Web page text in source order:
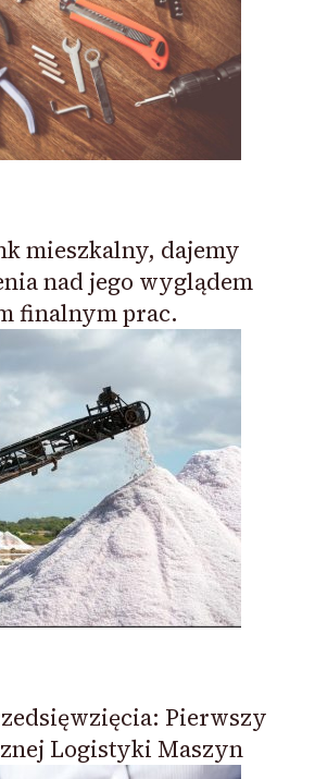
mieszkalny, dajemy
nad jego wyglądem
finalnym prac.
Pierwszy
Logistyki Maszyn